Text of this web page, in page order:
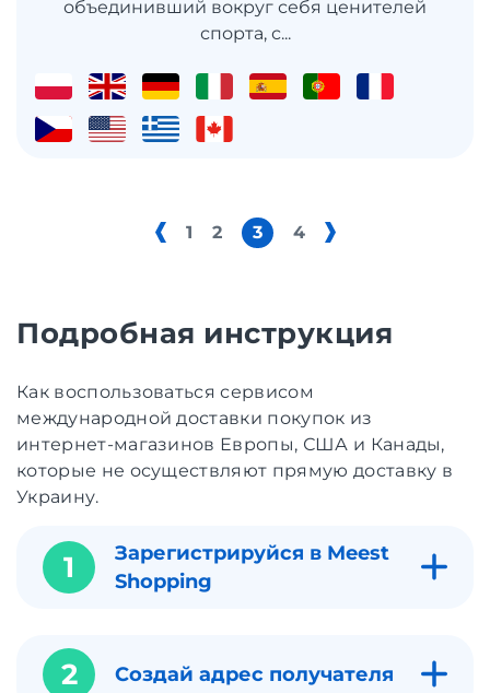
объединивший вокруг себя ценителей
спорта, с...
1 2 3 4
Подробная инструкция
Как воспользоваться сервисом
международной доставки покупок из
интернет-магазинов Европы, США и Канады,
которые не осуществляют прямую доставку в
Украину.
1
Зарегистрируйся в Meest
Shopping
2 Создай адрес получателя